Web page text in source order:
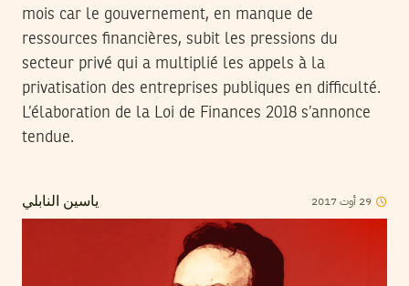
mois car le gouvernement, en manque de
ressources financières, subit les pressions du
secteur privé qui a multiplié les appels à la
privatisation des entreprises publiques en difficulté.
L’élaboration de la Loi de Finances 2018 s’annonce
tendue.
ياسين النابلي 29 أوت2017